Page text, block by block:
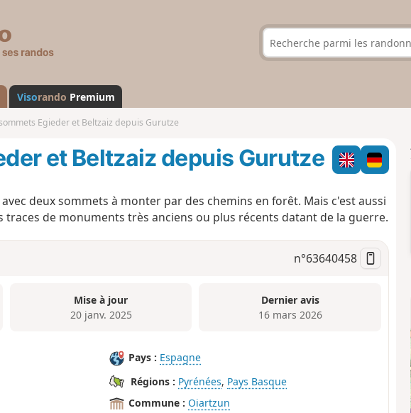
s
a
n
d
Visorando Premium
Egieder et Beltzaiz depuis Gurutze
et Beltzaiz depuis Gurutze
deux sommets à monter par des chemins en forêt. Mais c'est aussi
de monuments très anciens ou plus récents datant de la guerre.
n°63640458
Mise à jour
20 janv. 2025
Dernier avis
16 mars 2026
Pays : Espagne
Régions : Pyrénées, Pays Basque
Commune : Oiartzun